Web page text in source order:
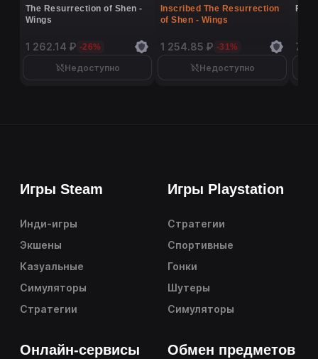
The Resurrection of Shen -
Wings
1 262.14 ₽ -26%
Недоступно
Inscribed The Resurrection
of Shen - Wings
1 254.85 ₽ -31%
Недоступно
7
Игры Steam
Инди-игры
Экшены
Казуальные
Симуляторы
Стратегии
Игры Playstation
Стратегии
Спортивные
Гонки
Шутеры
Симуляторы
Онлайн-сервисы Обмен предметов